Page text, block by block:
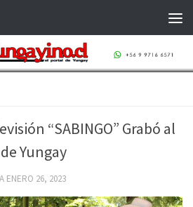
“SABINGO” Grabó al
Yungay
ENERO 26, 2023